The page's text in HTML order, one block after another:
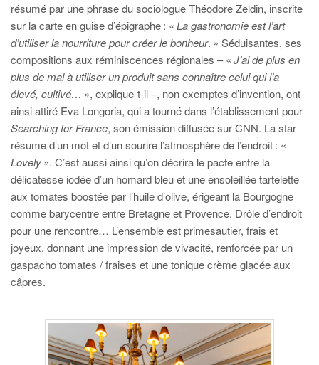
résumé par une phrase du sociologue Théodore Zeldin, inscrite
sur la carte en guise d’épigraphe : « La gastronomie est l’art
d’utiliser la nourriture pour créer le bonheur. » Séduisantes, ses
compositions aux réminiscences régionales – «J’ai de plus en
plus de mal à utiliser un produit sans connaître celui qui l’a
élevé, cultivé… », explique-t-il –, non exemptes d’invention, ont
ainsi attiré Eva Longoria, qui a tourné dans l’établissement pour
Searching for France, son émission diffusée sur CNN. La star
résume d’un mot et d’un sourire l’atmosphère de l’endroit : «
Lovely». C’est aussi ainsi qu’on décrira le pacte entre la
délicatesse iodée d’un homard bleu et une ensoleillée tartelette
aux tomates boostée par l’huile d’olive, érigeant la Bourgogne
comme barycentre entre Bretagne et Provence. Drôle d’endroit
pour une rencontre… L’ensemble est primesautier, frais et
joyeux, donnant une impression de vivacité, renforcée par un
gaspacho tomates / fraises et une tonique crème glacée aux
câpres.